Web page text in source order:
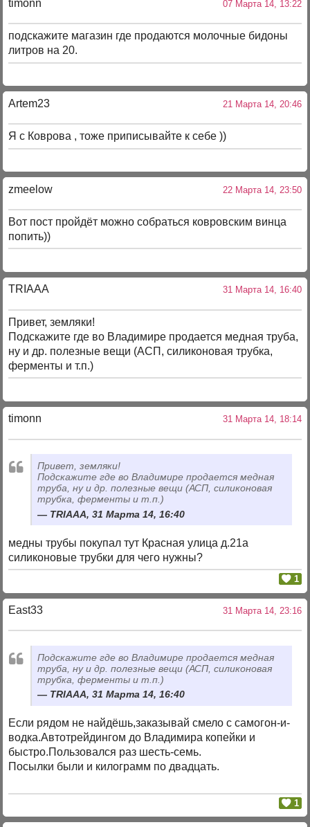
timonn 07 Марта 14, 13:22
подскажите магазин где продаются молочные бидоны
литров на 20.
Artem23 21 Марта 14, 20:46
Я с Коврова , тоже приписывайте к себе ))
zmeelow 22 Марта 14, 23:50
Вот пост пройдёт можно собраться ковровским винца
попить))
TRIAAA 31 Марта 14, 16:40
Привет, земляки!
Подскажите где во Владимире продается медная труба,
ну и др. полезные вещи (АСП, силиконовая трубка,
ферменты и т.п.)
timonn 31 Марта 14, 18:14
Привет, земляки!
Подскажите где во Владимире продается медная
труба, ну и др. полезные вещи (АСП, силиконовая
трубка, ферменты и т.п.)
TRIAAA, 31 Марта 14, 16:40
медны трубы покупал тут Красная улица д.21а
силиконовые трубки для чего нужны?
1
East33 31 Марта 14, 23:16
Подскажите где во Владимире продается медная
труба, ну и др. полезные вещи (АСП, силиконовая
трубка, ферменты и т.п.)
TRIAAA, 31 Марта 14, 16:40
Если рядом не найдёшь,заказывай смело с самогон-и-
водка.Автотрейдингом до Владимира копейки и
быстро.Пользовался раз шесть-семь.
Посылки были и килограмм по двадцать.
1